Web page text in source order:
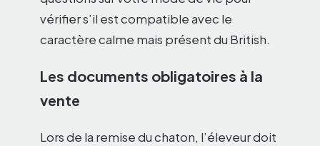
vérifier s’il est compatible avec le
caractère calme mais présent du British.
Les documents obligatoires à la
vente
Lors de la remise du chaton, l’éleveur doit